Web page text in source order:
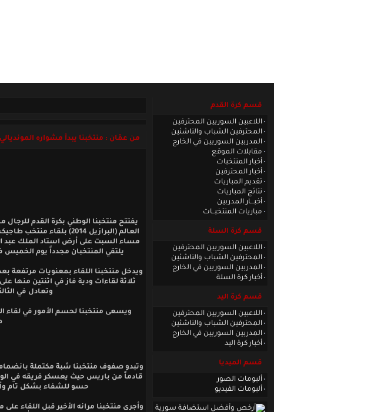
قسم كرة القدم
اللاعبين السوريين المحترفين
المحترفين الشباب والناشئين
المدربين السوريين في الخارج
مقابلات الموقع
أخبار المنتخبات
أخبار المحترفين
تقديم المباريات
نتائج المباريات
أخبـــار المدربين
مباريات المنتخبــات
قسم كرة السلة
اللاعبين السوريين المحترفين
المحترفين الشباب والناشئين
المدربين السوريين في الخارج
أخبار كرة السلة
قسم كرة اليد
اللاعبين السوريين المحترفين
المحترفين الشباب والناشئين
المدربين السوريين في الخارج
أخبار كرة اليد
قسم الميديا
ألبومات الصور
ألبومات الفيديو
من عمّان : منتخبنا يبدأ مشواره
يفتتح منتخبنا الوطني بكرة القدم
العالم (البرازيل 2014)
مساء السبت على أرض استاد الملك عبد
يلتقي المنتخبان مجدداً يوم الخميس
ويدخل منتخبنا اللقاء بمعنويات مرتفعة
وتعادل في
ويسعى منتخبنا لحسم الأمور في لقاء
وتبدو صفوف منتخبنا شبة مكتملة
قادماً من باريس حيث يعسكر فريقه في
حسو للشفاء بشكل تام
وأجرى منتخبنا مرانه الأخير قبل اللقاء